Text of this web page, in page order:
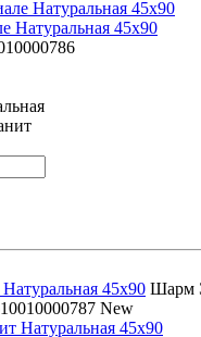
45x90
45x90 Шарм
New